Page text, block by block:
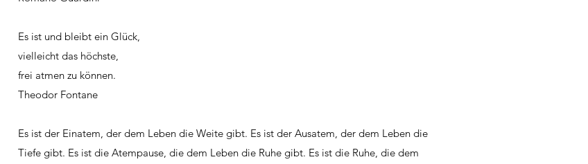
Es ist und bleibt ein Glück,
vielleicht das höchste,
frei atmen zu können.
Theodor Fontane
Es ist der Einatem, der dem Leben die Weite gibt. Es ist der Ausatem, der dem Leben die
Tiefe gibt. Es ist die Atempause, die dem Leben die Ruhe gibt. Es ist die Ruhe, die dem